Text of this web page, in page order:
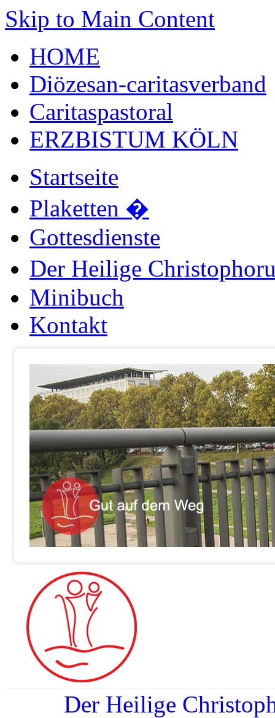
Skip to Main Content
HOME
Diözesan-caritasverband
Caritaspastoral
ERZBISTUM KÖLN
Startseite
Plaketten �
Gottesdienste
Der Heilige
Minibuch
Kontakt
Der Heilige